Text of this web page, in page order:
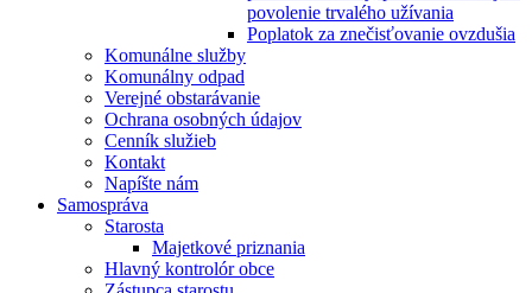
povolenie trvalého užívania
Poplatok za znečisťovanie ovzdušia
Komunálne služby
Komunálny odpad
Verejné obstarávanie
Ochrana osobných údajov
Cenník služieb
Kontakt
Napíšte nám
Samospráva
Starosta
Majetkové priznania
Hlavný kontrolór obce